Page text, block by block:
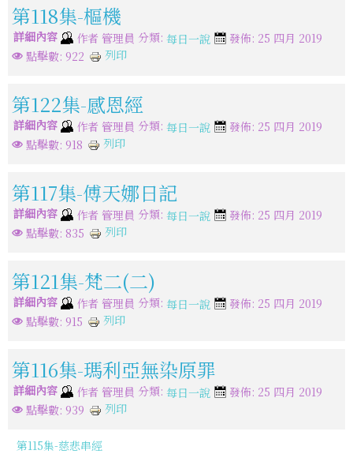
第118集-樞機
詳細內容 作者 管理員 分類: 每日一說
發佈: 25 四月 2019
點擊數: 922
列印
第122集-感恩經
詳細內容 作者 管理員 分類: 每日一說
發佈: 25 四月 2019
點擊數: 918
列印
第117集-傅天娜日記
詳細內容 作者 管理員 分類: 每日一說
發佈: 25 四月 2019
點擊數: 835
列印
第121集-梵二(二)
詳細內容 作者 管理員 分類: 每日一說
發佈: 25 四月 2019
點擊數: 915
列印
第116集-瑪利亞無染原罪
詳細內容 作者 管理員 分類: 每日一說
發佈: 25 四月 2019
點擊數: 939
列印
第115集-慈悲串經